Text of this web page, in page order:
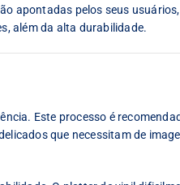
apontadas pelos seus
além da alta durabilidade.
Este processo é
que necessitam de